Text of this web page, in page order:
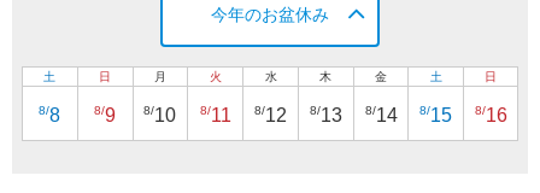
今年のお盆休み
土
8/8
日
8/9
月
8/10
火
8/11
水
8/12
木
8/13
金
8/14
土
8/15
日
8/16